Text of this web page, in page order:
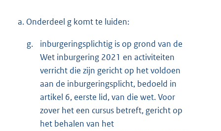
a. Onderdeel g komt te luiden:
g.
inburgeringsplichtig is op grond van de
Wet inburgering 2021 en activiteiten
verricht die zijn gericht op het voldoen
aan de inburgeringsplicht, bedoeld in
artikel 6, eerste lid, van die wet. Voor
zover het een cursus betreft, gericht op
het behalen van het